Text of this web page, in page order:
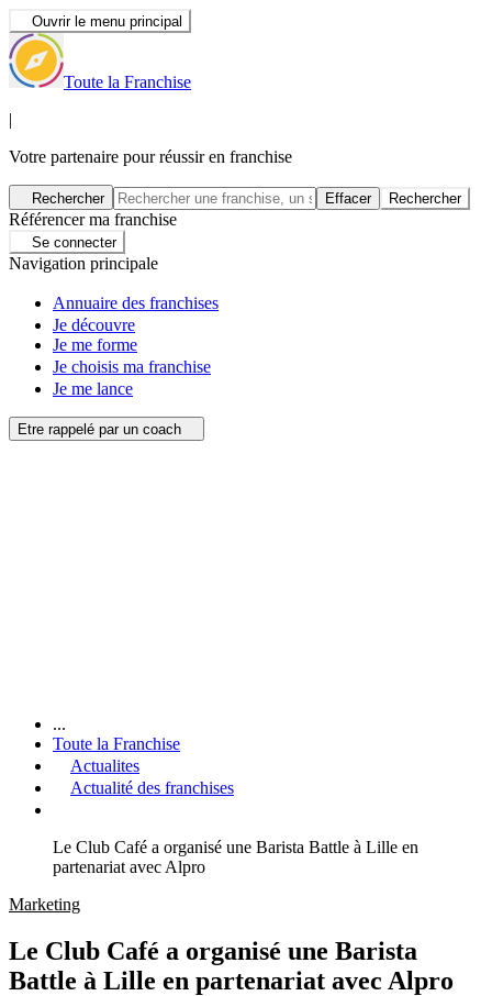
Ouvrir le menu principal
Toute la Franchise
|
Votre partenaire pour réussir en franchise
Rechercher Effacer Rechercher
Référencer ma franchise
Se connecter
Navigation principale
Annuaire des franchises
Je découvre
Je me forme
Je choisis ma franchise
Je me lance
Etre rappelé par un coach
...
Toute la Franchise
Actualites
Actualité des franchises
Le Club Café a organisé une Barista Battle à Lille en
partenariat avec Alpro
Marketing
Le Club Café a organisé une Barista
Battle à Lille en partenariat avec Alpro